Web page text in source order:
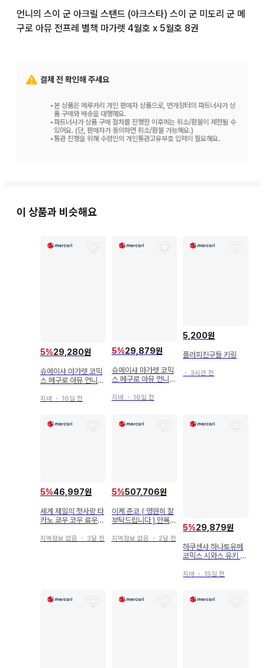
언니의 스이 군 아크릴 스탠드 (아크스타) 스이 군 미도리 군 메
구로 아뮤 전프레 별책 마가렛 4월호 x 5월호 8권
결제 전 확인해 주세요
•본 상품은 메루카리 개인 판매자 상품으로, 번개장터의 파트너사가 상
품 구매와 배송을 대행해요.
•파트너사가 상품 구매 절차를 진행한 이후에는 취소/환불이 제한될 수
있어요. (단, 판매자가 동의하면 취소/환불 가능해요.)
•통관 진행을 위해 수령인의 개인통관고유부호 입력이 필요해요.
이 상품과 비슷해요
5%29,280원
슈에이샤 마가렛 코믹
스 메구로 아뮤 언니의
지바 ・ 16일 전
5%29,879원
슈에이샤 마가렛 코믹
스 메구로 아뮤 언니의
지바・ 16일 전
5,200원
플러피친구들 키링
・ 3시간 전
5%46,997원
세계 제일의 첫사랑 타
카노 쿄우 코우 료우
세트
지역정보 없음 ・ 3달 전
5%507,706원
이케 준코 [ 영원히 잘
부탁드립니다 ] 만복
지역정보 없음 ・ 2달 전
5%29,879원
하쿠센샤 하나토유메
코믹스 시와스 유키 타
지바 ・ 15일 전